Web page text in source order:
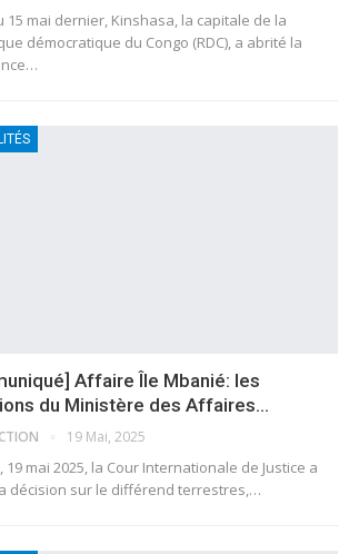
15 mai dernier, Kinshasa, la capitale de la
démocratique du Congo (RDC), a abrité la
Affaire Île Mbanié: les
du Ministère des Affaires…
19 Mai, 2025
19 mai 2025, la Cour Internationale de Justice a
décision sur le différend terrestres,…